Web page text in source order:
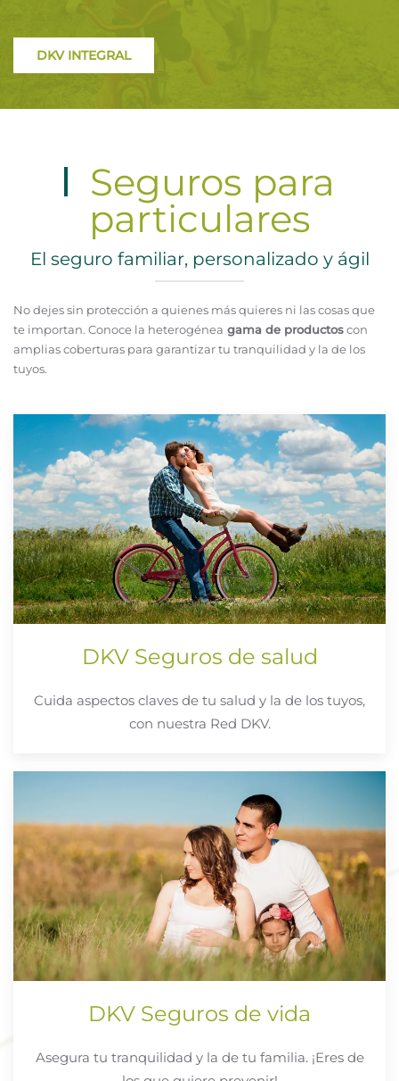
DKV INTEGRAL
Seguros para
particulares
El seguro familiar, personalizado y ágil
No dejes sin protección a quienes más quieres ni las cosas que
te importan. Conoce la heterogénea gama de productoscon
amplias coberturas para garantizar tu tranquilidad y la de los
tuyos.
DKV Seguros de salud
Cuida aspectos claves de tu salud y la de los tuyos,
con nuestra Red DKV.
DKV Seguros de vida
Asegura tu tranquilidad y la de tu familia. ¡Eres de